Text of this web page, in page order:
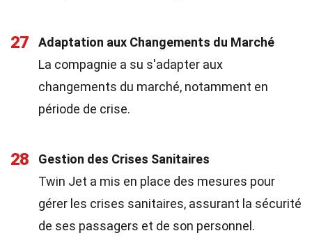
27
Adaptation aux Changements du Marché
La compagnie a su s'adapter aux
changements du marché, notamment en
période de crise.
28
Gestion des Crises Sanitaires
Twin Jet a mis en place des mesures pour
gérer les crises sanitaires, assurant la sécurité
de ses passagers et de son personnel.